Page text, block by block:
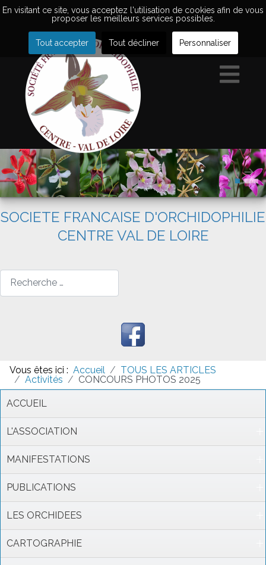
SOCIETE FRANCAISE D'ORCHIDOPHILIE
CENTRE VAL DE LOIRE
Rechercher
Vous êtes ici : Accueil
TOUS LES ARTICLES
Activités
CONCOURS PHOTOS 2025
ACCUEIL
L'ASSOCIATION
MANIFESTATIONS
PUBLICATIONS
LES ORCHIDEES
CARTOGRAPHIE
En visitant ce site, vous acceptez l'utilisation de cookies afin de vous
proposer les meilleurs services possibles.
Tout accepter Tout décliner Personnaliser